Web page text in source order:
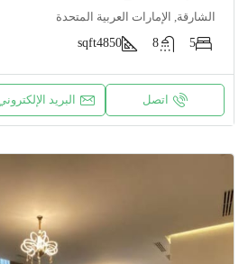
الشارقة, الإمارات العربية المتحدة
5
8
4850
sqft
اتصل البريد